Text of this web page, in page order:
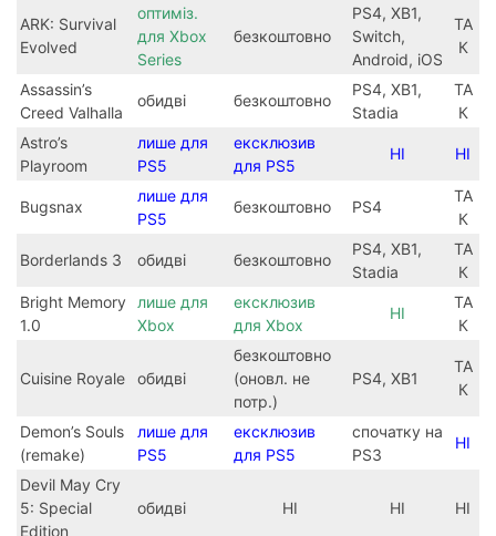
ARK: Survival
Evolved
оптиміз.
для Xbox
Series
безкоштовно
PS4, XB1,
Switch,
Android, iOS
ТА
К
Assassin’s
Creed Valhalla
обидві безкоштовно
PS4, XB1,
Stadia
ТА
К
Astro’s
Playroom
лише для
PS5
ексклюзив
для PS5
НІ НІ
Bugsnax
лише для
PS5
безкоштовно PS4
ТА
К
Borderlands 3 обидві безкоштовно
PS4, XB1,
Stadia
ТА
К
Bright Memory
1.0
лише для
Xbox
ексклюзив
для Xbox
НІ
ТА
К
Cuisine Royale обидві
безкоштовно
(оновл. не
потр.)
PS4, XB1
ТА
К
Demon’s Souls
(remake)
лише для
PS5
ексклюзив
для PS5
спочатку на
PS3
НІ
Devil May Cry
5: Special
Edition
обидві НІ НІ НІ